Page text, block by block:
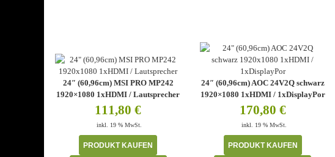
24″ (60,96cm) MSI PRO MP242
1920×1080 1xHDMI / Lautsprecher
111,80€
inkl. 19 % MwSt.
PRODUKT KAUFEN
24″ (60,96cm) AOC 24V2Q schwarz
1920×1080 1xHDMI / 1xDisplayPor
170,80 €
inkl. 19 % MwSt.
PRODUKT KAUFEN